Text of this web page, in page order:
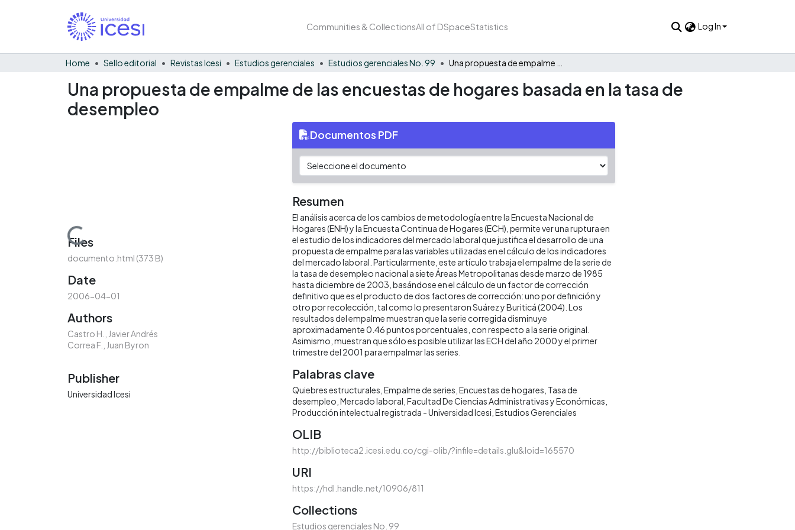
Communities & CollectionsAll of DSpaceStatistics Log In
Home Sello editorial Revistas Icesi Estudios gerenciales Estudios gerenciales No. 99
Una propuesta de empalme de las encuestas de hogares basada en la tasa de
desempleo
Loading...
Files
documento.html (373 B)
Date
2006-04-01
Authors
Castro H., Javier Andrés
Correa F., Juan Byron
Publisher
Universidad Icesi
Documentos PDF
Resumen
El análisis acerca de los cambios de metodología entre la Encuesta Nacional de
Hogares (ENH) y la Encuesta Continua de Hogares (ECH), permite ver una ruptura en
el estudio de los indicadores del mercado laboral que justifica el desarrollo de una
propuesta de empalme para las variables utilizadas en el cálculo de los indicadores
del mercado laboral. Particularmente, este artículo trabaja el empalme de la serie de
la tasa de desempleo nacional a siete Áreas Metropolitanas desde marzo de 1985
hasta diciembre de 2003, basándose en el cálculo de un factor de corrección
definitivo que es el producto de dos factores de corrección: uno por definición y
otro por recolección, tal como lo presentaron Suárez y Buriticá (2004). Los
resultados del empalme muestran que la serie corregida disminuye
aproximadamente 0.46 puntos porcentuales, con respecto a la serie original.
Asimismo, muestran que sólo es posible utilizar las ECH del año 2000 y el primer
trimestre del 2001 para empalmar las series.
Palabras clave
Quiebres estructurales Empalme de series Encuestas de hogares Tasa de
desempleo Mercado laboral Facultad De Ciencias Administrativas y Económicas
Producción intelectual registrada - Universidad Icesi Estudios Gerenciales
OLIB
http://biblioteca2.icesi.edu.co/cgi-olib/?infile=details.glu&loid=165570
URI
https://hdl.handle.net/10906/811
Collections
Estudios gerenciales No. 99